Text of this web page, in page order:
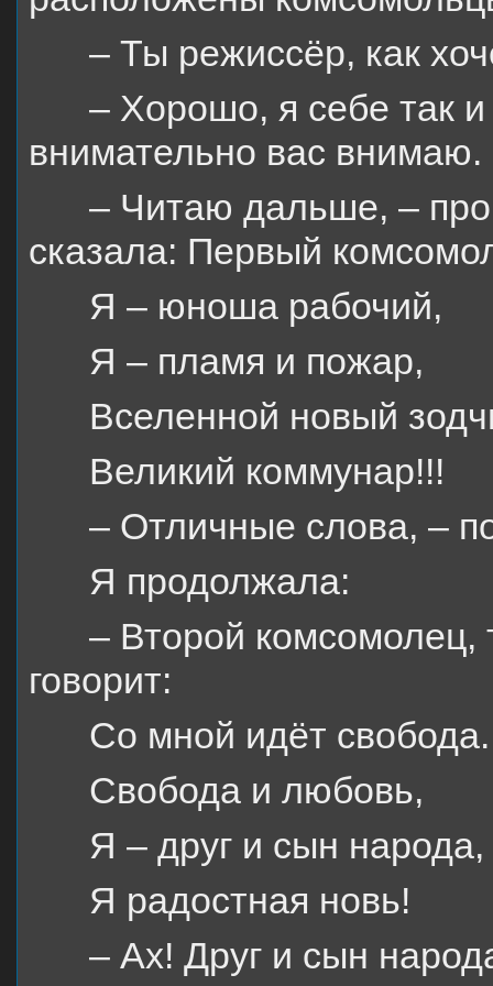
– Ты режиссёр, как
– Хорошо, я себе так
внимательно вас внимаю.
– Читаю дальше, –
сказала: Первый
Я – юноша рабочий,
Я – пламя и пожар,
Вселенной новый
Великий коммунар!!!
– Отличные слова, –
Я продолжала:
– Второй комсомолец,
говорит:
Со мной идёт свобода.
Свобода и любовь,
Я – друг и сын народа,
Я радостная новь!
– Ах! Друг и сын